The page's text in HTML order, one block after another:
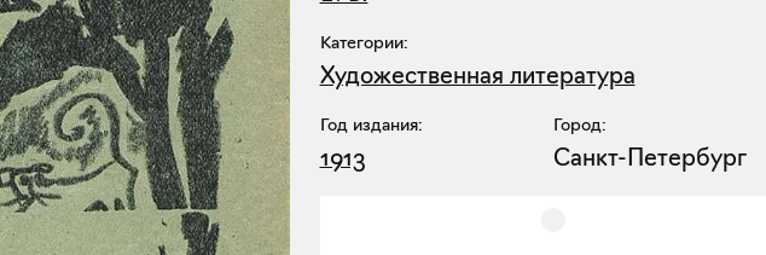
Категории:
Художественная литература
Год издания:
1913
Город:
Санкт-Петербург